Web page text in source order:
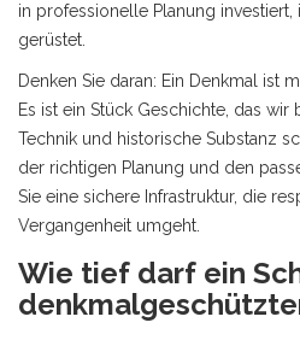
in professionelle Planung
gerüstet.
Denken Sie daran: Ein Denkmal ist
Es ist ein Stück Geschichte, das
Technik und historische Substanz
der richtigen Planung und den
Sie eine sichere Infrastruktur, die
Vergangenheit umgeht.
Wie tief darf ein